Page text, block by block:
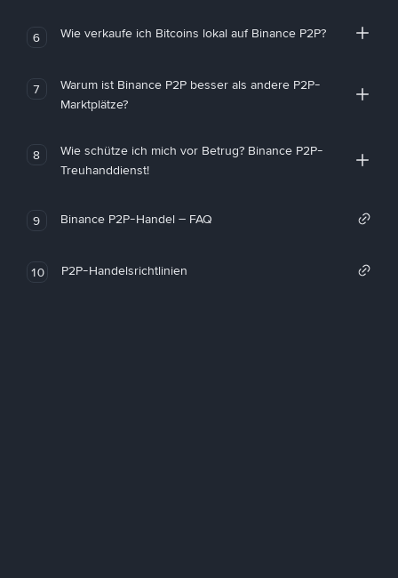
6 Wie verkaufe ich Bitcoins lokal auf Binance P2P?
7
Warum ist Binance P2P besser als andere P2P-
Marktplätze?
8
Wie schütze ich mich vor Betrug? Binance P2P-
Treuhanddienst!
9 Binance P2P-Handel – FAQ
10 P2P-Handelsrichtlinien